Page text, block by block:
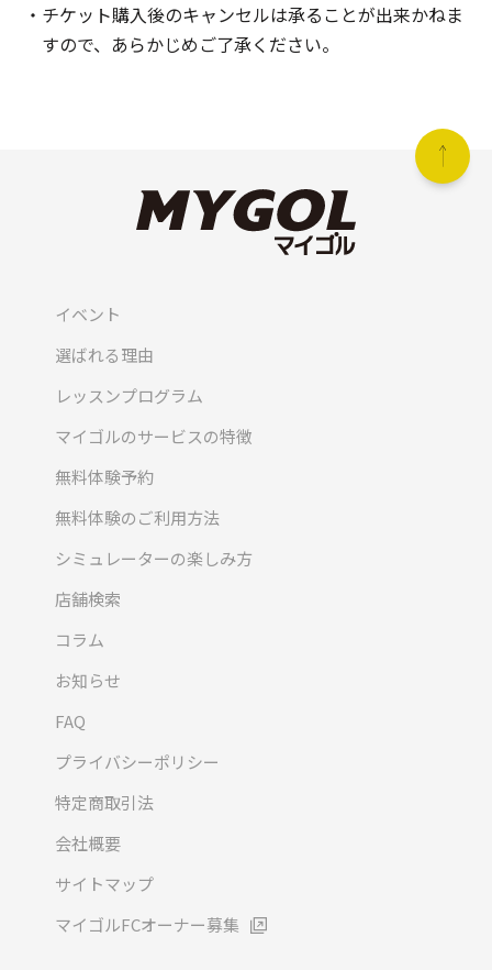
チケット購入後のキャンセルは承ることが出来かねま
すので、あらかじめご了承ください。
イベント
選ばれる理由
レッスンプログラム
マイゴルのサービスの特徴
無料体験予約
無料体験のご利用方法
シミュレーターの楽しみ方
店舗検索
コラム
お知らせ
FAQ
プライバシーポリシー
特定商取引法
会社概要
サイトマップ
マイゴルFCオーナー募集